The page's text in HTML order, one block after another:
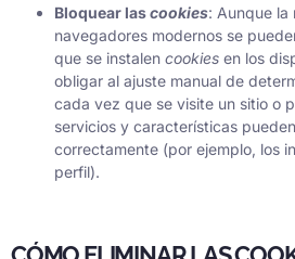
Bloquear lascookies: Aunque la
navegadores modernos se
que se instalen cookies en los
obligar al ajuste manual de
cada vez que se visite un sitio o
servicios y características
correctamente (por ejemplo, los
perfil).